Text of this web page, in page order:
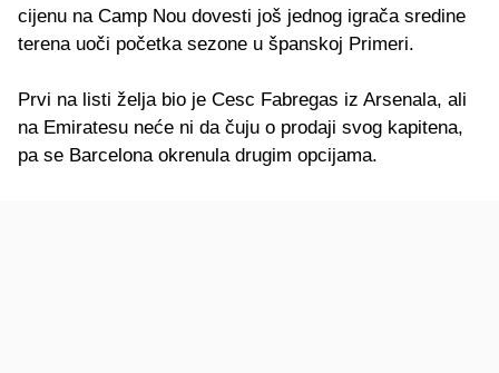
cijenu na Camp Nou dovesti još jednog igrača sredine
terena uoči početka sezone u španskoj Primeri.
Prvi na listi želja bio je Cesc Fabregas iz Arsenala, ali
na Emiratesu neće ni da čuju o prodaji svog kapitena,
pa se Barcelona okrenula drugim opcijama.